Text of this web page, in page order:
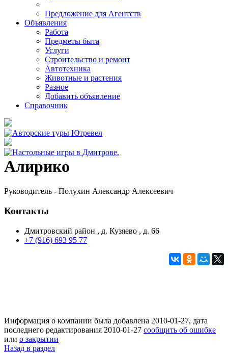
Предложение для Агентств
Объявления
Работа
Предметы быта
Услуги
Строительство и ремонт
Автотехника
Животные и растения
Разное
Добавить объявление
Справочник
Алирико
Руководитель - Полухин Александр Алексеевич
Контакты
Дмитровский район , д. Кузяево , д. 66
+7 (916) 693 95 77
Информация о компании была добавлена 2010-01-27, дата
последнего редактирования 2010-01-27 сообщить об ошибке
или о закрытии
Назад в раздел